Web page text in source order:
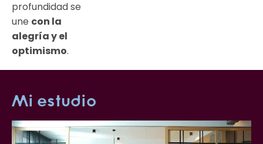
profundidad se
une con la
alegría y el
optimismo.
Mi estudio